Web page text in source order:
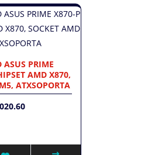
ASUS PRIME
AMD X870,
ATXSOPORTA